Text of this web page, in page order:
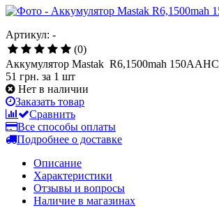
Артикул: -
(0)
Аккумулятор Mastak R6,1500mah 150AAHC
51 грн. за 1 шт
Нет в наличии
Заказать товар
Сравнить
Все способы оплаты
Подробнее о доставке
Описание
Характеристики
Отзывы и вопросы
Наличие в магазинах